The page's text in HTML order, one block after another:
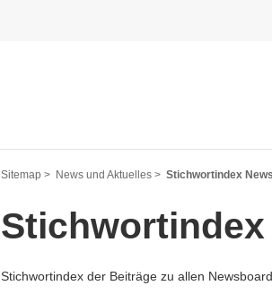
Sitemap > News und Aktuelles > Stichwortindex News
Stichwortindex
Stichwortindex der Beiträge zu allen